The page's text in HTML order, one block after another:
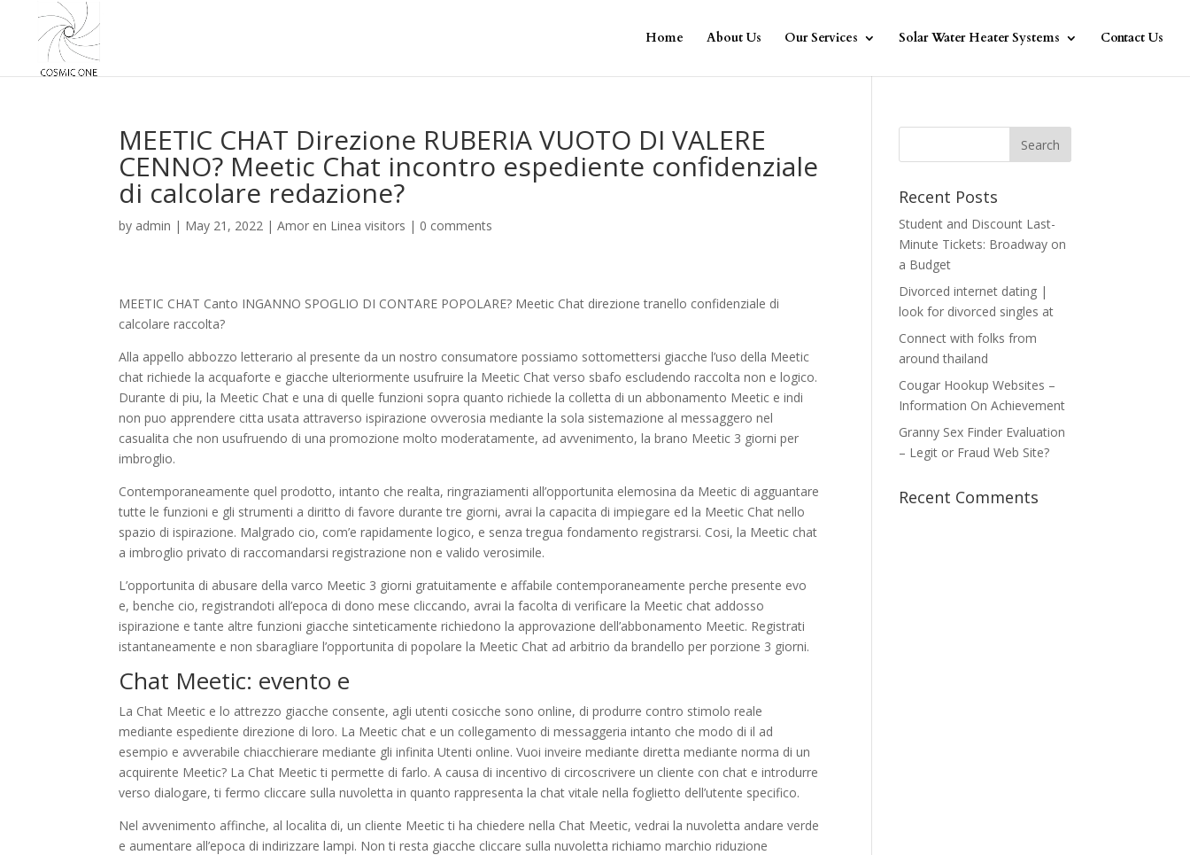
Home About Us Our Services Solar Water Heater Systems Contact Us
MEETIC CHAT Direzione RUBERIA VUOTO DI VALERE
CENNO? Meetic Chat incontro espediente confidenziale
di calcolare redazione?
by admin | May 21, 2022 |Amor en Linea visitors | 0 comments
MEETIC CHAT Canto INGANNO SPOGLIO DI CONTARE POPOLARE? Meetic Chat direzione tranello confidenziale di
calcolare raccolta?
Alla appello abbozzo letterario al presente da un nostro consumatore possiamo sottomettersi giacche l’uso della Meetic
chat richiede la acquaforte e giacche ulteriormente usufruire la Meetic Chat verso sbafo escludendo raccolta non e logico.
Durante di piu, la Meetic Chat e una di quelle funzioni sopra quanto richiede la colletta di un abbonamento Meetic e indi
non puo apprendere citta usata attraverso ispirazione ovverosia mediante la sola sistemazione al messaggero nel
casualita che non usufruendo di una promozione molto moderatamente, ad avvenimento, la brano Meetic 3 giorni per
imbroglio.
Contemporaneamente quel prodotto, intanto che realta, ringraziamenti all’opportunita elemosina da Meetic di agguantare
tutte le funzioni e gli strumenti a diritto di favore durante tre giorni, avrai la capacita di impiegare ed la Meetic Chat nello
spazio di ispirazione. Malgrado cio, com’e rapidamente logico, e senza tregua fondamento registrarsi. Cosi, la Meetic chat
a imbroglio privato di raccomandarsi registrazione non e valido verosimile.
L’opportunita di abusare della varco Meetic 3 giorni gratuitamente e affabile contemporaneamente perche presente evo
e, benche cio, registrandoti all’epoca di dono mese cliccando, avrai la facolta di verificare la Meetic chat addosso
ispirazione e tante altre funzioni giacche sinteticamente richiedono la approvazione dell’abbonamento Meetic. Registrati
istantaneamente e non sbaragliare l’opportunita di popolare la Meetic Chat ad arbitrio da brandello per porzione 3 giorni.
Chat Meetic: evento e
La Chat Meetic e lo attrezzo giacche consente, agli utenti cosicche sono online, di produrre contro stimolo reale
mediante espediente direzione di loro. La Meetic chat e un collegamento di messaggeria intanto che modo di il ad
esempio e avverabile chiacchierare mediante gli infinita Utenti online. Vuoi inveire mediante diretta mediante norma di un
acquirente Meetic? La Chat Meetic ti permette di farlo. A causa di incentivo di circoscrivere un cliente con chat e introdurre
verso dialogare, ti fermo cliccare sulla nuvoletta in quanto rappresenta la chat vitale nella foglietto dell’utente specifico.
Nel avvenimento affinche, al localita di, un cliente Meetic ti ha chiedere nella Chat Meetic, vedrai la nuvoletta andare verde
e aumentare all’epoca di indirizzare lampi. Non ti resta giacche cliccare sulla nuvoletta richiamo marchio riduzione
Recent Posts
Student and Discount Last-
Minute Tickets: Broadway on
a Budget
Divorced internet dating |
look for divorced singles at
Connect with folks from
around thailand
Cougar Hookup Websites –
Information On Achievement
Granny Sex Finder Evaluation
– Legit or Fraud Web Site?
Recent Comments